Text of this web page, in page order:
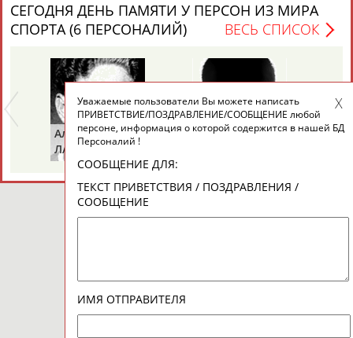
Разработка и поддержка ООО НАИТ «Стадион»
Подпишись
СЕГОДНЯ ДЕНЬ ПАМЯТИ У ПЕРСОН ИЗ МИРА
СПОРТА (6 ПЕРСОНАЛИЙ)
ВЕСЬ СПИСОК
Альгирдас
ЛАУРИТЕНАС
Иван
Уважаемые пользователи Вы можете написать
ПРИВЕТСТВИЕ/ПОЗДРАВЛЕНИЕ/СООБЩЕНИЕ любой
персоне, информация о которой содержится в нашей БД
Персоналий !
СООБЩЕНИЕ ДЛЯ:
ТЕКСТ ПРИВЕТСТВИЯ / ПОЗДРАВЛЕНИЯ /
СООБЩЕНИЕ
ИМЯ ОТПРАВИТЕЛЯ